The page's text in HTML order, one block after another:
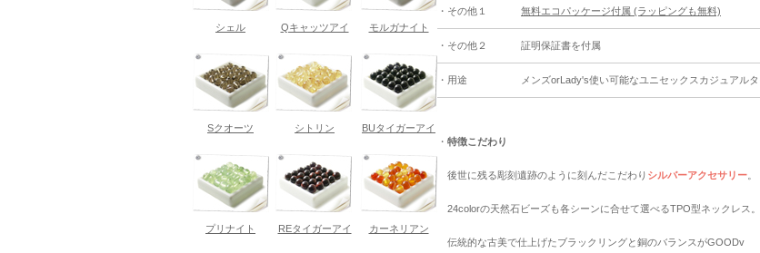
シェル Qキャッツアイ モルガナイト
Sクオーツ シトリン BUタイガーアイ
プリナイト REタイガーアイ カーネリアン
・その他１ 無料エコパッケージ付属 (ラッピングも無料)
・その他２ 証明保証書を付属
・用途 メンズorLady's使い可能なユニセックスカジュアル
・ 特徴こだわり
後世に残る彫刻遺跡のように刻んだこだわり シルバーアクセサリー
24colorの天然石ビーズも各シーンに合せて選べるTPO型ネックレス。
伝統的な古美で仕上げたブラックリングと銅のバランスがGOODv